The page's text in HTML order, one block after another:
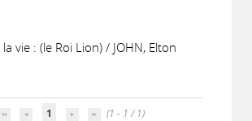
vie : (le Roi Lion) / JOHN, Elton
1
(1 - 1 / 1)